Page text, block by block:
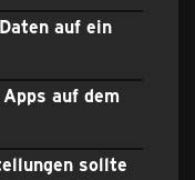
auf ein
auf dem
sollte